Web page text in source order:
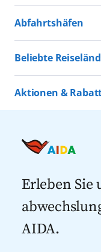
Aktivurlaub mit AIDA
Kultururlaub mit
Abfahrtshäfen
Kreuzfahrten ab
Kreuzfahrten ab
Beliebte
Kreuzfahrten nach
Kreuzfahrten nach
Aktionen &
Last Minute
Kreuzfahrten 2027
Erleben Sie
AIDA.